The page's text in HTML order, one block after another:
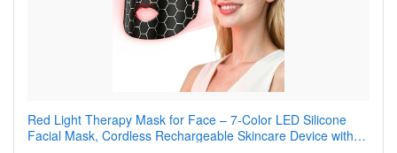
Red Light Therapy Mask for Face – 7-Color LED Silicone
Facial Mask, Cordless Rechargeable Skincare Device with
Men's Slim Fit Polo Shirt – Quick Dry Moisture Wicking, High
Elasticity, Athletic Fit Polo for Golf, Tennis, Work & Casual